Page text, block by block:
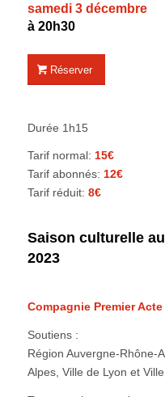
samedi 3 décembre
à 20h30
Réserver
Durée 1h15
Tarif normal: 15€
Tarif abonnés: 12€
Tarif réduit: 8€
Saison culturelle
2023
Compagnie Premier Acte
Soutiens :
Région Auvergne-Rhône-
Alpes, Ville de Lyon et